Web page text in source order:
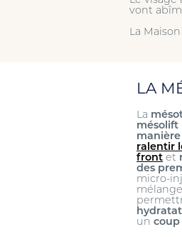
vont
La
LA
La
mésolift
ralentir
front et
des
micro-
un coup